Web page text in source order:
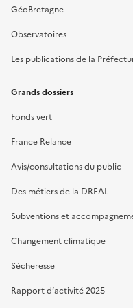
GéoBretagne
Observatoires
Les publications de la
Grands dossiers
Fonds vert
France Relance
Avis/consultations du public
Des métiers de la DREAL
Subventions et
Changement climatique
Sécheresse
Rapport d’activité 2025